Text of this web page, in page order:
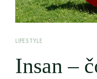
LIFESTYLE
Insan –